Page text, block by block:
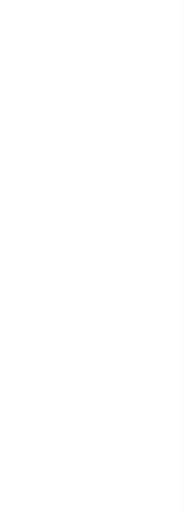
Marietta: